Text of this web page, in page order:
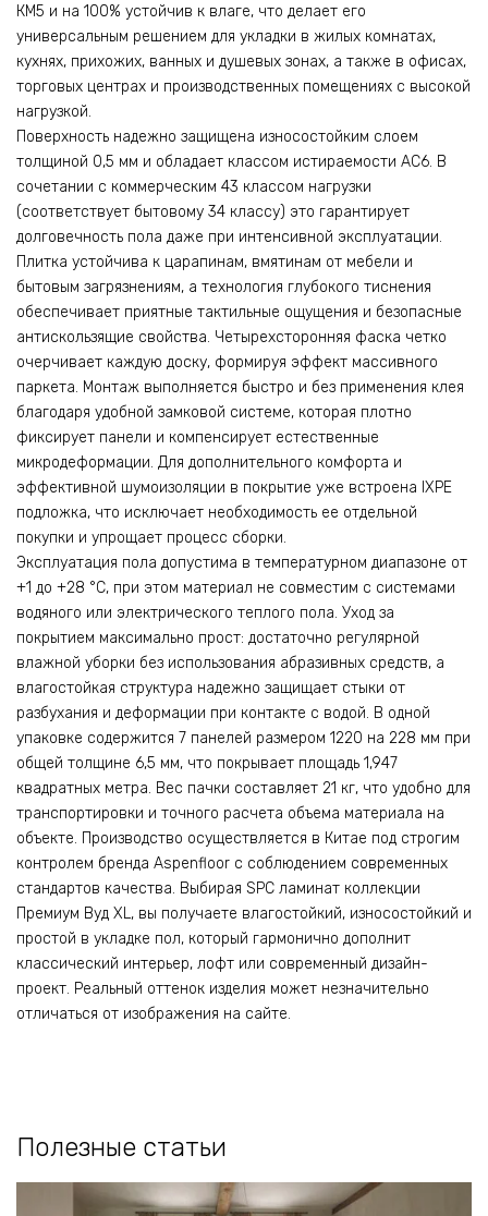
КМ5 и на 100% устойчив к влаге, что делает его
универсальным решением для укладки в жилых комнатах,
кухнях, прихожих, ванных и душевых зонах, а также в офисах,
торговых центрах и производственных помещениях с высокой
нагрузкой.
Поверхность надежно защищена износостойким слоем
толщиной 0,5 мм и обладает классом истираемости AC6. В
сочетании с коммерческим 43 классом нагрузки
(соответствует бытовому 34 классу) это гарантирует
долговечность пола даже при интенсивной эксплуатации.
Плитка устойчива к царапинам, вмятинам от мебели и
бытовым загрязнениям, а технология глубокого тиснения
обеспечивает приятные тактильные ощущения и безопасные
антискользящие свойства. Четырехсторонняя фаска четко
очерчивает каждую доску, формируя эффект массивного
паркета. Монтаж выполняется быстро и без применения клея
благодаря удобной замковой системе, которая плотно
фиксирует панели и компенсирует естественные
микродеформации. Для дополнительного комфорта и
эффективной шумоизоляции в покрытие уже встроена IXPE
подложка, что исключает необходимость ее отдельной
покупки и упрощает процесс сборки.
Эксплуатация пола допустима в температурном диапазоне от
+1 до +28 °C, при этом материал не совместим с системами
водяного или электрического теплого пола. Уход за
покрытием максимально прост: достаточно регулярной
влажной уборки без использования абразивных средств, а
влагостойкая структура надежно защищает стыки от
разбухания и деформации при контакте с водой. В одной
упаковке содержится 7 панелей размером 1220 на 228 мм при
общей толщине 6,5 мм, что покрывает площадь 1,947
квадратных метра. Вес пачки составляет 21 кг, что удобно для
транспортировки и точного расчета объема материала на
объекте. Производство осуществляется в Китае под строгим
контролем бренда Aspenfloor с соблюдением современных
стандартов качества. Выбирая SPC ламинат коллекции
Премиум Вуд XL, вы получаете влагостойкий, износостойкий и
простой в укладке пол, который гармонично дополнит
классический интерьер, лофт или современный дизайн-
проект. Реальный оттенок изделия может незначительно
отличаться от изображения на сайте.
Полезные статьи